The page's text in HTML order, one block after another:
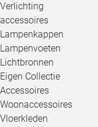
Verlichting
accessoires
Lampenkappen
Lampenvoeten
Lichtbronnen
Eigen Collectie
Accessoires
Woonaccessoires
Vloerkleden